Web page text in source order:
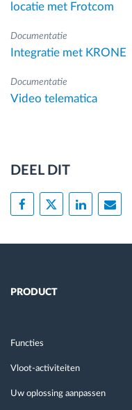
locatie met Frotcom
Documentatie
Integratie met KRONE
Documentatie
Video telematica
DEEL DIT
PRODUCT
Functies
Vloot-activiteiten
Uw oplossing aanpassen